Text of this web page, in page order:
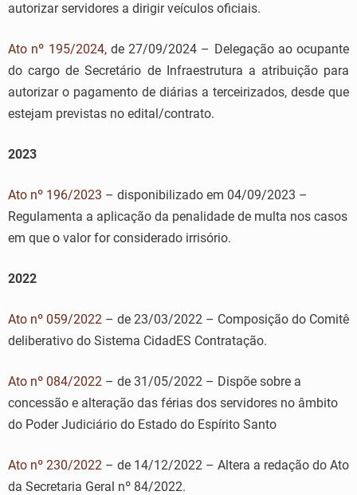
autorizar servidores a dirigir veículos oficiais.
Ato nº 195/2024, de 27/09/2024 – Delegação ao ocupante
do cargo de Secretário de Infraestrutura a atribuição para
autorizar o pagamento de diárias a terceirizados, desde que
estejam previstas no edital/contrato.
2023
Ato nº 196/2023 – disponibilizado em 04/09/2023 –
Regulamenta a aplicação da penalidade de multa nos casos
em que o valor for considerado irrisório.
2022
Ato nº 059/2022 – de 23/03/2022 – Composição do Comitê
deliberativo do Sistema CidadES Contratação.
Ato nº 084/2022 – de 31/05/2022 – Dispõe sobre a
concessão e alteração das férias dos servidores no âmbito
do Poder Judiciário do Estado do Espírito Santo
Ato nº 230/2022 – de 14/12/2022 – Altera a redação do Ato
da Secretaria Geral nº 84/2022.